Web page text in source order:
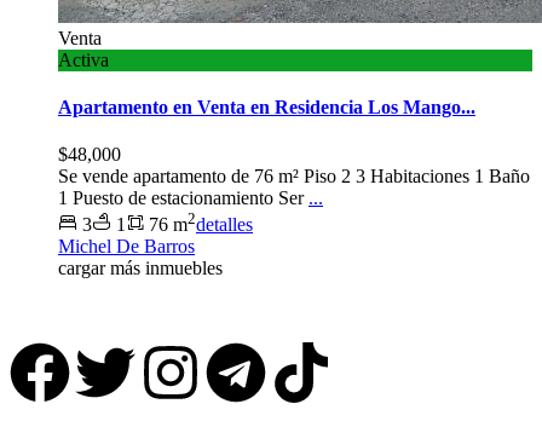
Venta
Activa
Apartamento en Venta en Residencia Los Mango...
$48,000
Se vende apartamento de 76 m² Piso 2 3 Habitaciones 1 Baño
1 Puesto de estacionamiento Ser ...
3
1 76 m2detalles
Michel De Barros
cargar más inmuebles